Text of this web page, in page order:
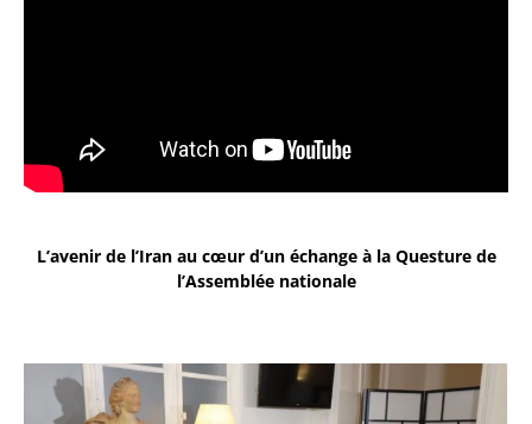
L’avenir de l’Iran au cœur d’un échange à la Questure de
l’Assemblée nationale